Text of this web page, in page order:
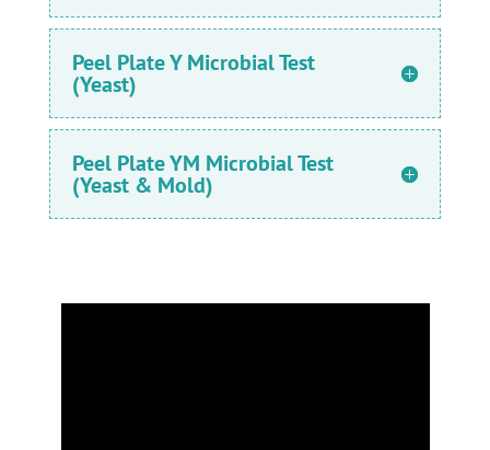
Peel Plate Y Microbial Test
(Yeast)
Peel Plate YM Microbial Test
(Yeast & Mold)